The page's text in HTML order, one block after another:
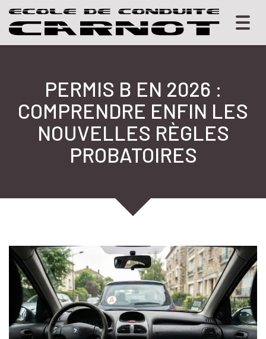
PERMIS B EN 2026 :
COMPRENDRE ENFIN LES
NOUVELLES RÈGLES
PROBATOIRES